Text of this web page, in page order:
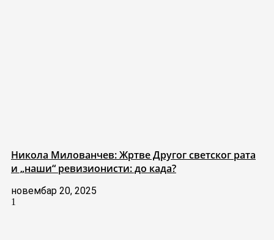
Никола Милованчев: Жртве Другог светског рата
и „наши“ ревизионисти: до када?
новембар 20, 2025